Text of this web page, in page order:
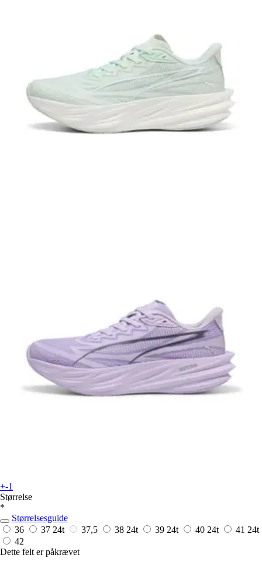
+-1
Størrelse
*
Størrelsesguide
36
37 24t 37,5 38 24t 39 24t 40 24t 41 24t
42
Dette felt er påkrævet